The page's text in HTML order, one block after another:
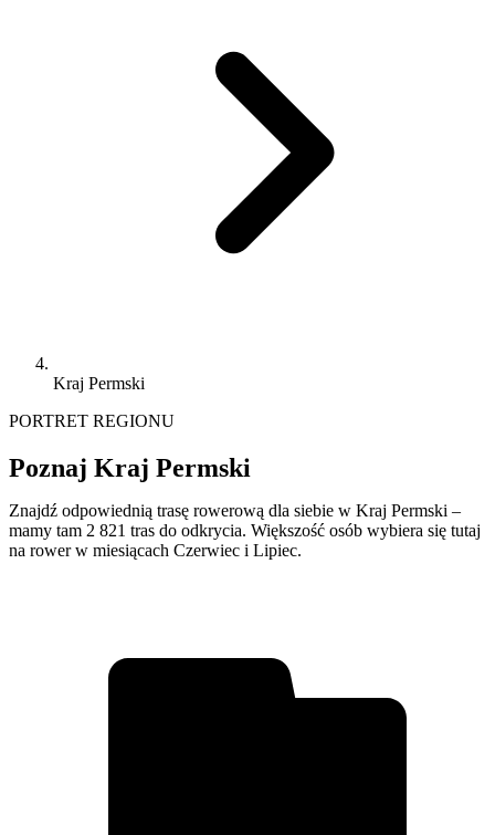
Kraj Permski
PORTRET REGIONU
Poznaj Kraj Permski
Znajdź odpowiednią trasę rowerową dla siebie w Kraj Permski –
mamy tam 2 821 tras do odkrycia. Większość osób wybiera się tutaj
na rower w miesiącach Czerwiec i Lipiec.